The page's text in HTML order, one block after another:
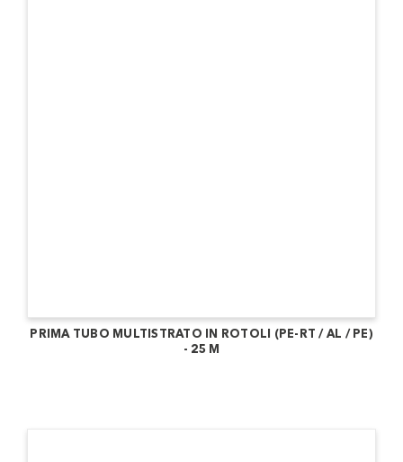
PRIMA TUBO MULTISTRATO IN ROTOLI (PE-RT / AL / PE)
- 25 M